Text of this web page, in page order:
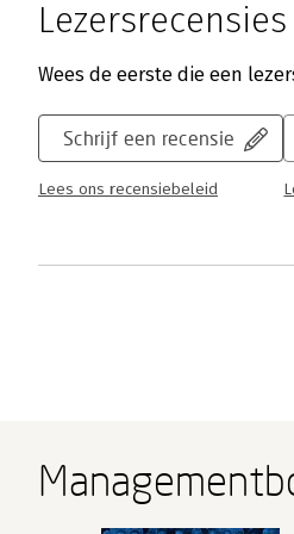
Lezersrecensies
Wees de eerste die een
Schrijf een recensie
Lees ons recensiebeleid